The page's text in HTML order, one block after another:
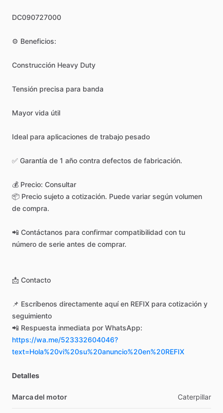
DC090727000
⚙️ Beneficios:
Construcción Heavy Duty
Tensión precisa para banda
Mayor vida útil
Ideal para aplicaciones de trabajo pesado
✅ Garantía de 1 año contra defectos de fabricación.
💰 Precio: Consultar
📦 Precio sujeto a cotización. Puede variar según volumen
de compra.
📲 Contáctanos para confirmar compatibilidad con tu
número de serie antes de comprar.
📩 Contacto
📌 Escríbenos directamente aquí en REFIX para cotización y
seguimiento
📲 Respuesta inmediata por WhatsApp:
https://wa.me/523332604046?
text=Hola%20vi%20su%20anuncio%20en%20REFIX
Detalles
Marca del motor Caterpillar